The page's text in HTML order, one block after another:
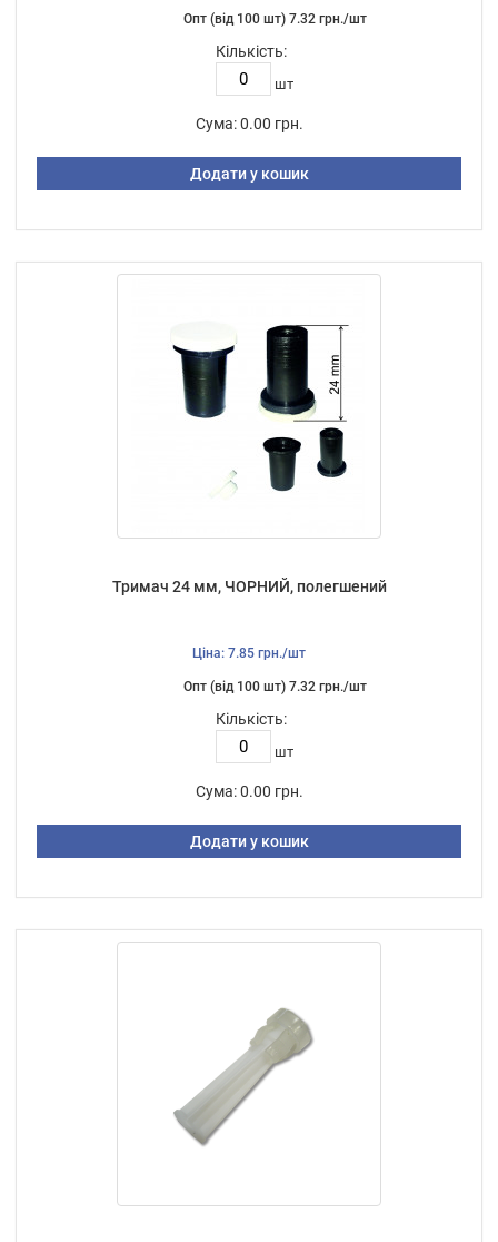
Опт (від 100 шт) 7.32 грн./шт
Кількість:
шт
Сума: 0.00 грн.
Додати у кошик
Тримач 24 мм, ЧОРНИЙ, полегшений
Ціна: 7.85 грн./шт
Опт (від 100 шт) 7.32 грн./шт
Кількість:
шт
Сума: 0.00 грн.
Додати у кошик